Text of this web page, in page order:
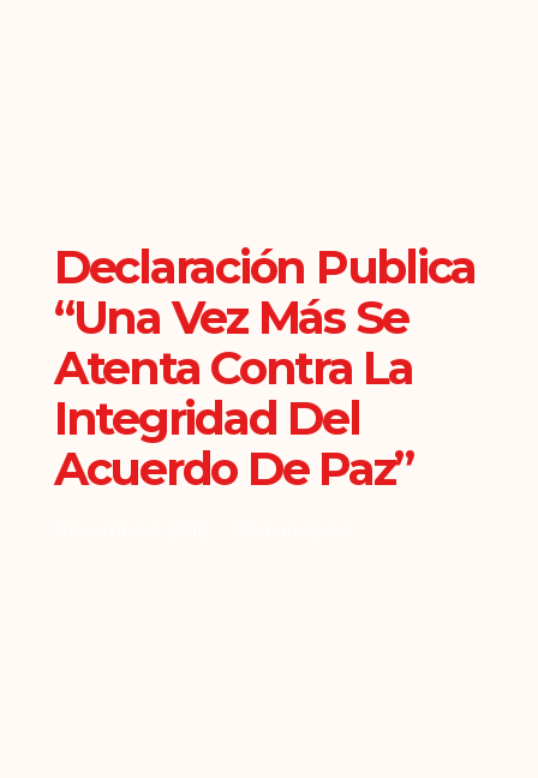
Declaración Publica
“Una Vez Más Se
Atenta Contra La
Integridad Del
Acuerdo De Paz”